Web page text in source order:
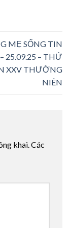
MẸ SỐNG TIN
25.09.25 – THỨ
XXV THƯỜNG
NIÊN
khai.Các